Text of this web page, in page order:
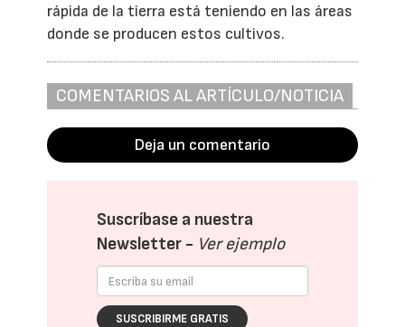
rápida de la tierra está teniendo en las áreas
donde se producen estos cultivos.
COMENTARIOS AL ARTÍCULO/NOTICIA
Deja un comentario
Suscríbase a nuestra
Newsletter - Ver ejemplo
SUSCRIBIRME GRATIS